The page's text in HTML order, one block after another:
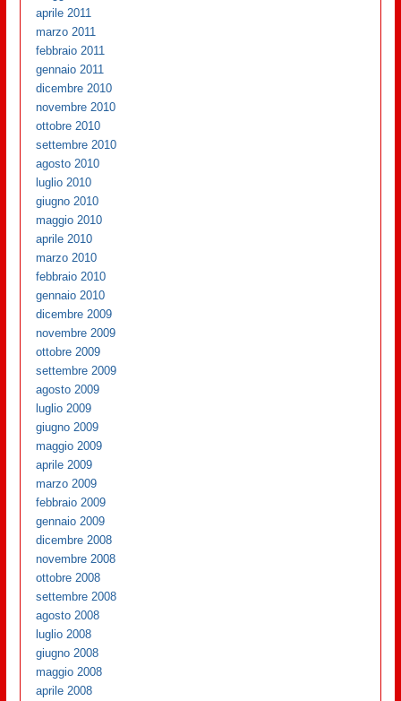
aprile 2011
marzo 2011
febbraio 2011
gennaio 2011
dicembre 2010
novembre 2010
ottobre 2010
settembre 2010
agosto 2010
luglio 2010
giugno 2010
maggio 2010
aprile 2010
marzo 2010
febbraio 2010
gennaio 2010
dicembre 2009
novembre 2009
ottobre 2009
settembre 2009
agosto 2009
luglio 2009
giugno 2009
maggio 2009
aprile 2009
marzo 2009
febbraio 2009
gennaio 2009
dicembre 2008
novembre 2008
ottobre 2008
settembre 2008
agosto 2008
luglio 2008
giugno 2008
maggio 2008
aprile 2008